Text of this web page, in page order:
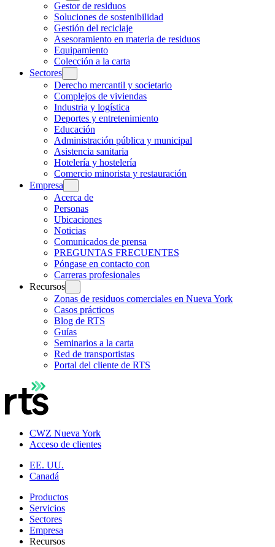
Gestor de residuos
Soluciones de sostenibilidad
Gestión del reciclaje
Asesoramiento en materia de residuos
Equipamiento
Colección a la carta
Sectores
Derecho mercantil y societario
Complejos de viviendas
Industria y logística
Deportes y entretenimiento
Educación
Administración pública y municipal
Asistencia sanitaria
Hotelería y hostelería
Comercio minorista y restauración
Empresa
Acerca de
Personas
Ubicaciones
Noticias
Comunicados de prensa
PREGUNTAS FRECUENTES
Póngase en contacto con
Carreras profesionales
Recursos
Zonas de residuos comerciales en Nueva York
Casos prácticos
Blog de RTS
Guías
Seminarios a la carta
Red de transportistas
Portal del cliente de RTS
CWZ Nueva York
Acceso de clientes
EE. UU.
Canadá
Productos
Servicios
Sectores
Empresa
Recursos